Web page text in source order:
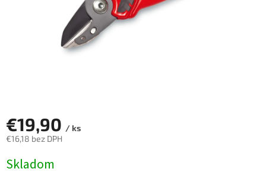
€19,90 / ks
€16,18 bez DPH
cena:
Skladom